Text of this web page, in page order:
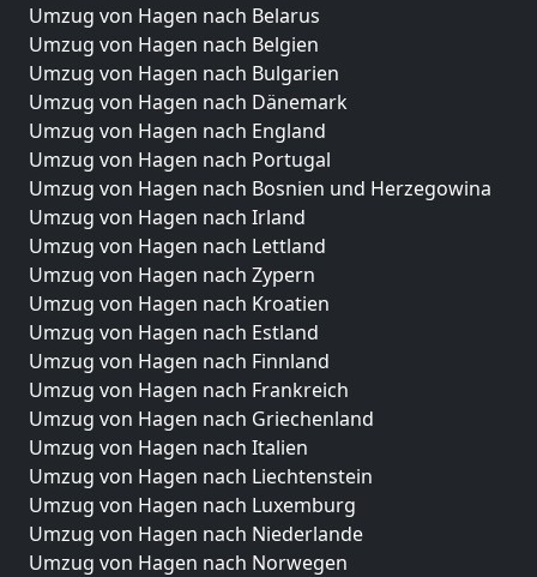
Umzug von Hagen nach Belarus
Umzug von Hagen nach Belgien
Umzug von Hagen nach Bulgarien
Umzug von Hagen nach Dänemark
Umzug von Hagen nach England
Umzug von Hagen nach Portugal
Umzug von Hagen nach Bosnien und Herzegowina
Umzug von Hagen nach Irland
Umzug von Hagen nach Lettland
Umzug von Hagen nach Zypern
Umzug von Hagen nach Kroatien
Umzug von Hagen nach Estland
Umzug von Hagen nach Finnland
Umzug von Hagen nach Frankreich
Umzug von Hagen nach Griechenland
Umzug von Hagen nach Italien
Umzug von Hagen nach Liechtenstein
Umzug von Hagen nach Luxemburg
Umzug von Hagen nach Niederlande
Umzug von Hagen nach Norwegen